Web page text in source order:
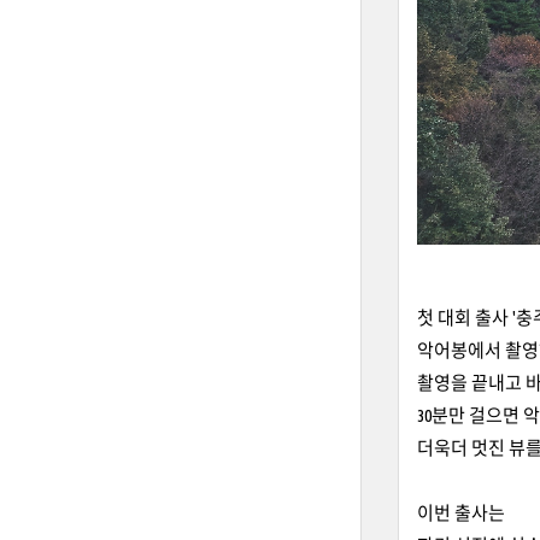
첫 대회 출사 '충
악어봉에서 촬
촬영을 끝내고
30분만 걸으면
더욱더 멋진 뷰
이번 출사는